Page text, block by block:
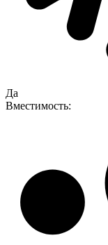
Да
Вместимость: